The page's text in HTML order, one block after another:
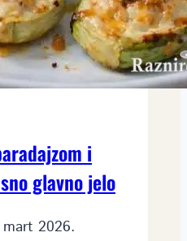
i
glavno jelo
mart 2026.